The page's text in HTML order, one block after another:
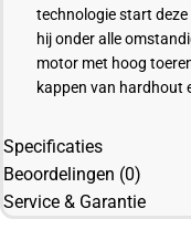
technologie start
hij onder alle
motor met hoog
kappen van hardhout
Specificaties
Beoordelingen (0)
Service & Garantie